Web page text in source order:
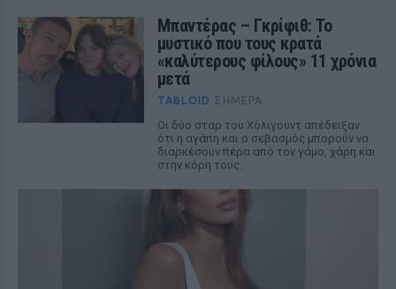
Μπαντέρας – Γκρίφιθ: Το
μυστικό που τους κρατά
«καλύτερους φίλους» 11 χρόνια
μετά
TABLOID ΣΉΜΕΡΑ
Οι δύο σταρ του Χόλιγουντ απέδειξαν
ότι η αγάπη και ο σεβασμός μπορούν να
διαρκέσουν πέρα από τον γάμο, χάρη και
στην κόρη τους.